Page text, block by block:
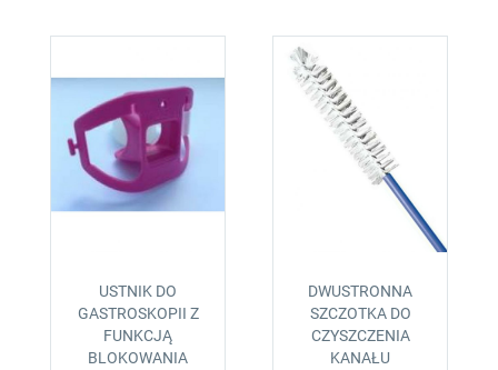
USTNIK DO
GASTROSKOPII Z
FUNKCJĄ
BLOKOWANIA
DWUSTRONNA
SZCZOTKA DO
CZYSZCZENIA
KANAŁU